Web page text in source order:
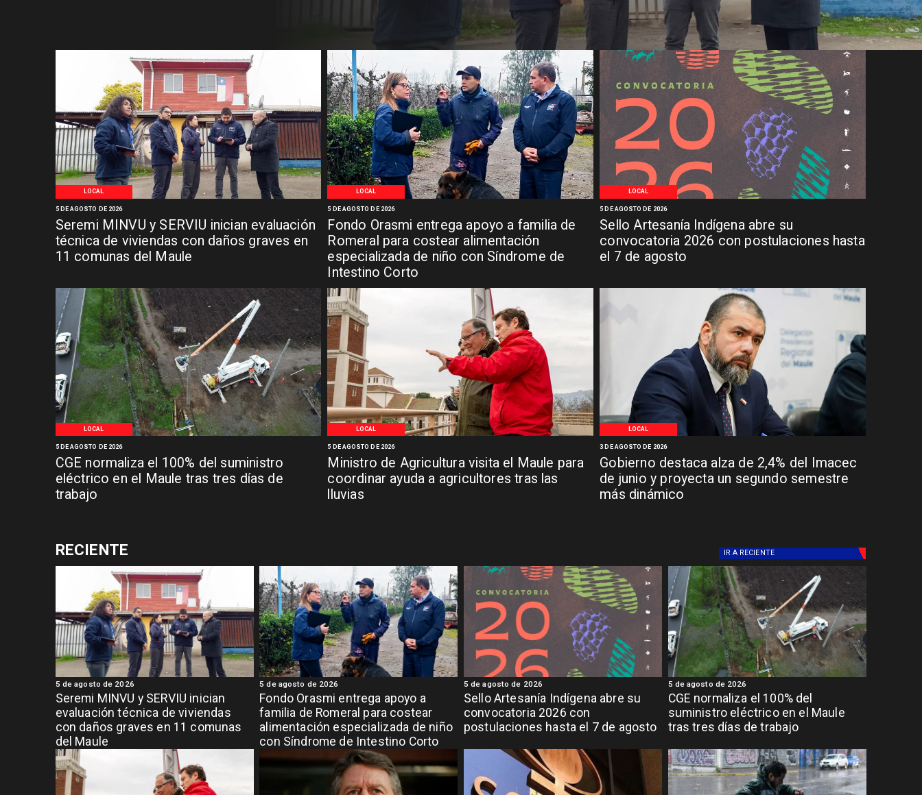
LOCAL
Seremi MINVU y SERVIU inician evaluación
técnica de viviendas con daños graves en
11 comunas del Maule
5 DE AGOSTO DE 2026
LOCAL
Fondo Orasmi entrega apoyo a familia de
Romeral para costear alimentación
especializada de niño con Síndrome de
Intestino Corto
5 DE AGOSTO DE 2026
LOCAL
Sello Artesanía Indígena abre su
convocatoria 2026 con postulaciones hasta
el 7 de agosto
5 DE AGOSTO DE 2026
LOCAL
CGE normaliza el 100% del suministro
eléctrico en el Maule tras tres días de
trabajo
5 DE AGOSTO DE 2026
LOCAL
Ministro de Agricultura visita el Maule para
coordinar ayuda a agricultores tras las
lluvias
5 DE AGOSTO DE 2026
LOCAL
Gobierno destaca alza de 2,4% del Imacec
de junio y proyecta un segundo semestre
más dinámico
3 DE AGOSTO DE 2026
RECIENTE IR A RECIENTE
Seremi MINVU y SERVIU inician
evaluación técnica de viviendas
con daños graves en 11 comunas
del Maule
5 de agosto de 2026
Fondo Orasmi entrega apoyo a
familia de Romeral para costear
alimentación especializada de niño
con Síndrome de Intestino Corto
5 de agosto de 2026
Sello Artesanía Indígena abre su
convocatoria 2026 con
postulaciones hasta el 7 de agosto
5 de agosto de 2026
CGE normaliza el 100% del
suministro eléctrico en el Maule
tras tres días de trabajo
5 de agosto de 2026